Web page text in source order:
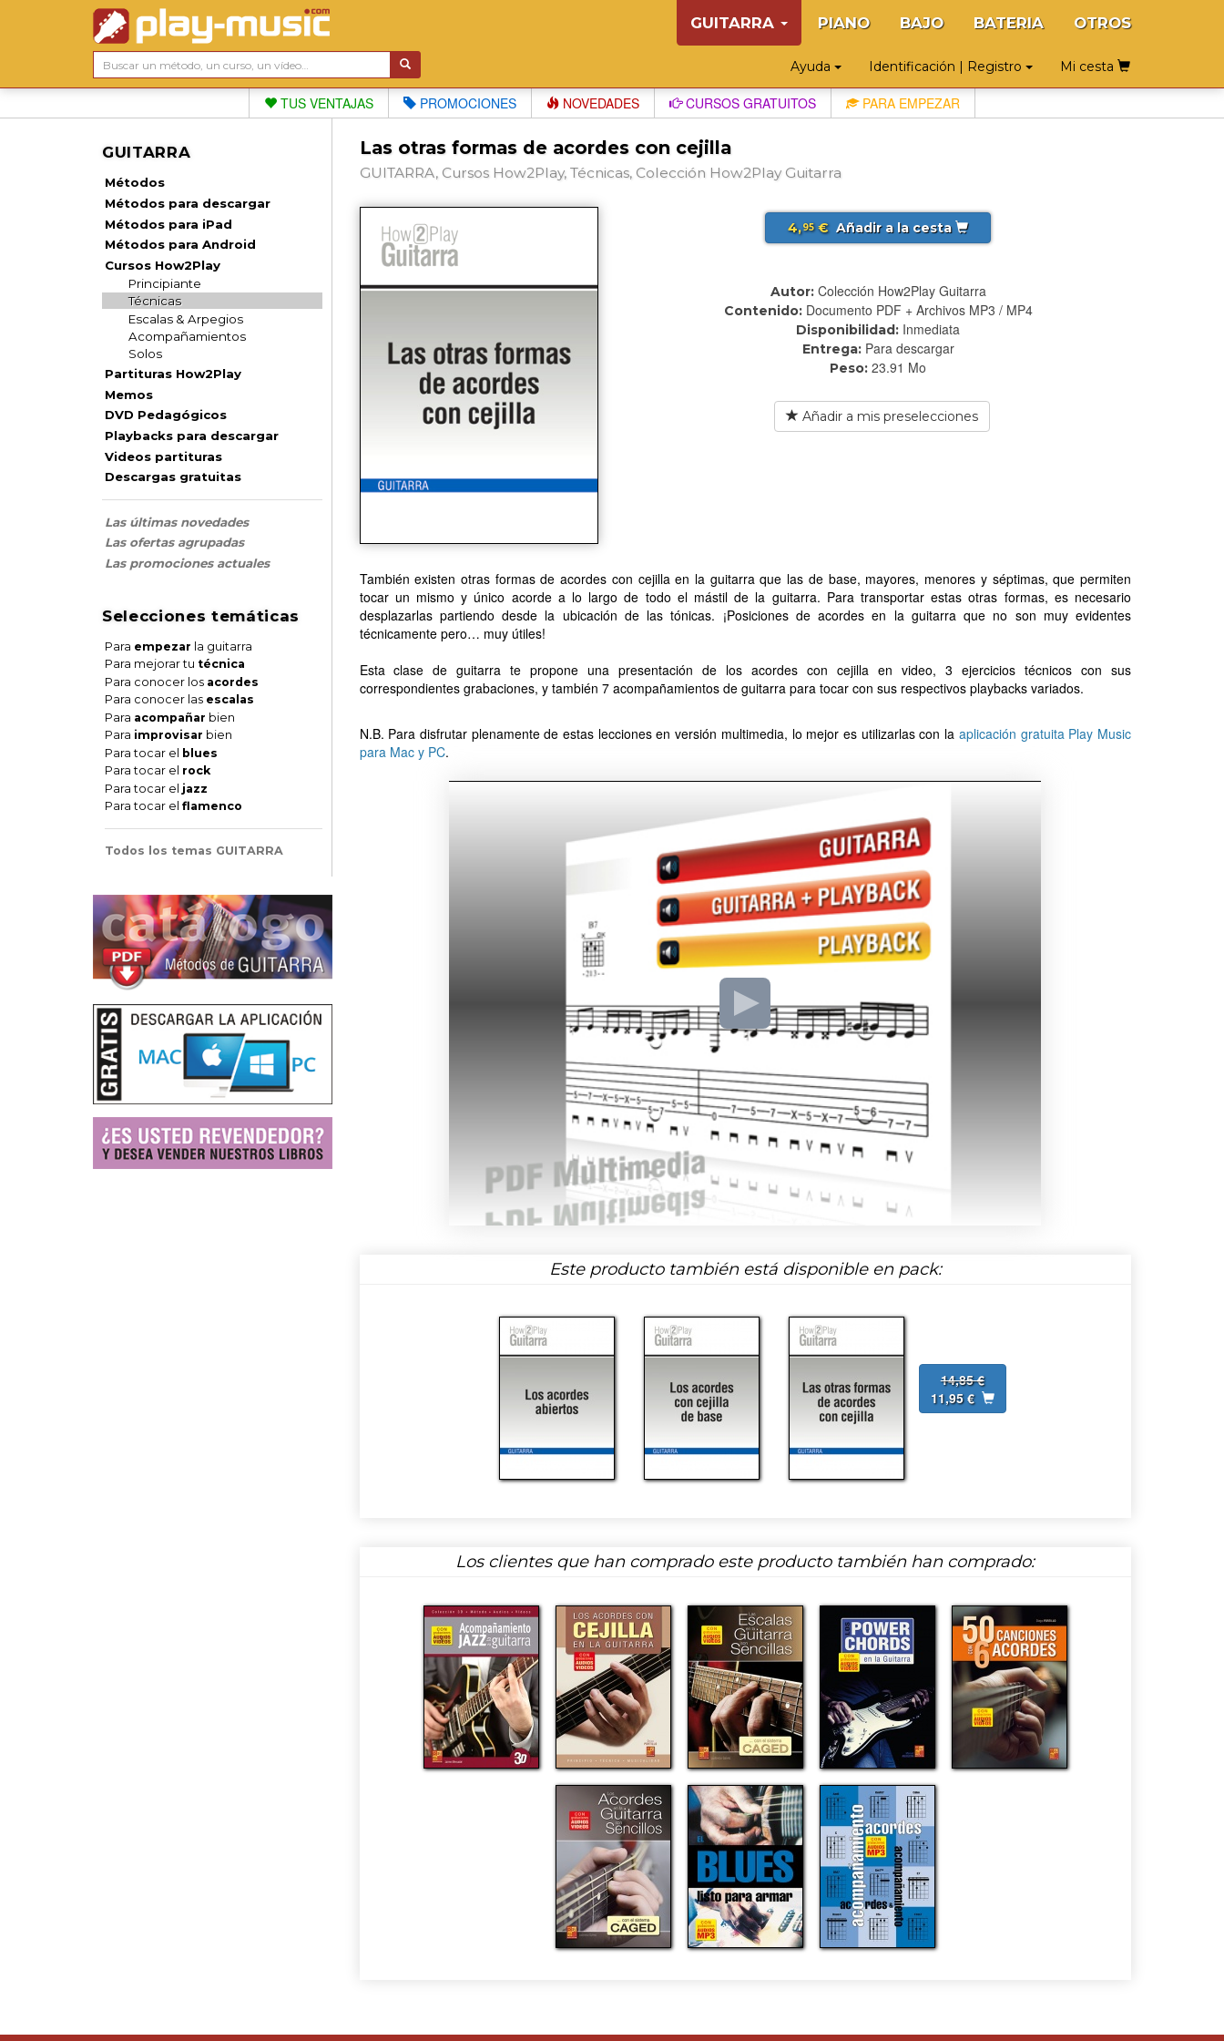
GUITARRA PIANO BAJO BATERIA OTROS
Ayuda Identificación | Registro Mi cesta
TUS VENTAJAS PROMOCIONES NOVEDADES CURSOS GRATUITOS PARA EMPEZAR
GUITARRA
Métodos
Métodos para descargar
Métodos para iPad
Métodos para Android
Cursos How2Play
Principiante
Técnicas
Escalas & Arpegios
Acompañamientos
Solos
Partituras How2Play
Memos
DVD Pedagógicos
Playbacks para descargar
Videos partituras
Descargas gratuitas
Las últimas novedades
Las ofertas agrupadas
Las promociones actuales
Selecciones temáticas
Para empezar la guitarra
Para mejorar tu técnica
Para conocer los acordes
Para conocer las escalas
Para acompañar bien
Para improvisar bien
Para tocar el
blues
Para tocar el rock
Para tocar el jazz
Para tocar el flamenco
Todos los temas GUITARRA
Las otras formas de acordes con cejilla
GUITARRA, Cursos How2Play, Técnicas, Colección How2Play Guitarra
4,95€ Añadir a la cesta
Autor: Colección How2Play Guitarra
Contenido: Documento PDF + Archivos MP3 / MP4
Disponibilidad: Inmediata
Entrega: Para descargar
Peso: 23.91 Mo
Añadir a mis preselecciones
También existen otras formas de acordes con cejilla en la guitarra que las de base, mayores, menores y séptimas, que permiten
tocar un mismo y único acorde a lo largo de todo el mástil de la guitarra. Para transportar estas otras formas, es necesario
desplazarlas partiendo desde la ubicación de las tónicas. ¡Posiciones de acordes en la guitarra que no son muy evidentes
técnicamente pero… muy útiles!
Esta clase de guitarra te propone una presentación de los acordes con cejilla en video, 3 ejercicios técnicos con sus
correspondientes grabaciones, y también 7 acompañamientos de guitarra para tocar con sus respectivos playbacks variados.
N.B. Para disfrutar plenamente de estas lecciones en versión multimedia, lo mejor es utilizarlas con la aplicación gratuita Play Music
para Mac y PC.
Este producto también está disponible en pack:
14,85 €
11,95 €
Los clientes que han comprado este producto también han comprado: